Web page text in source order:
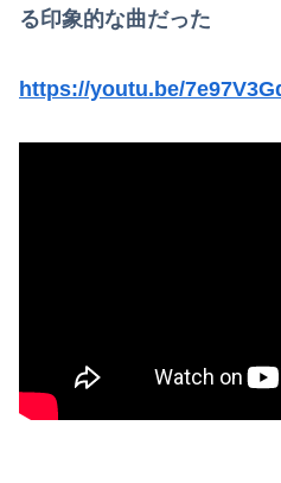
る印象的な曲だった
https://youtu.be/